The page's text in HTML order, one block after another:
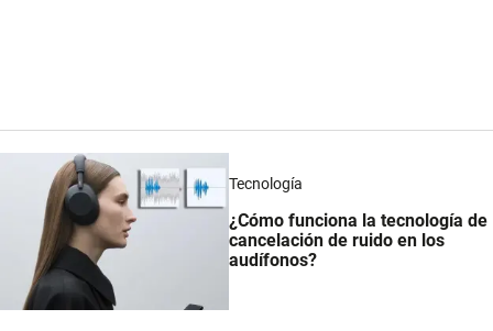
Tecnología
¿Cómo funciona la tecnología de
cancelación de ruido en los
audífonos?